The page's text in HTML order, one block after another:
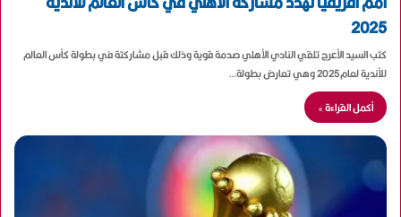
2025
كتب السيد الأعرج تلقي النادي الأهلي صدمة قوية وذلك قبل مشاركتة في بطولة كأس العالم
للأندية لعام2025 وهي تعارض بطولة…
أكمل القراءة »